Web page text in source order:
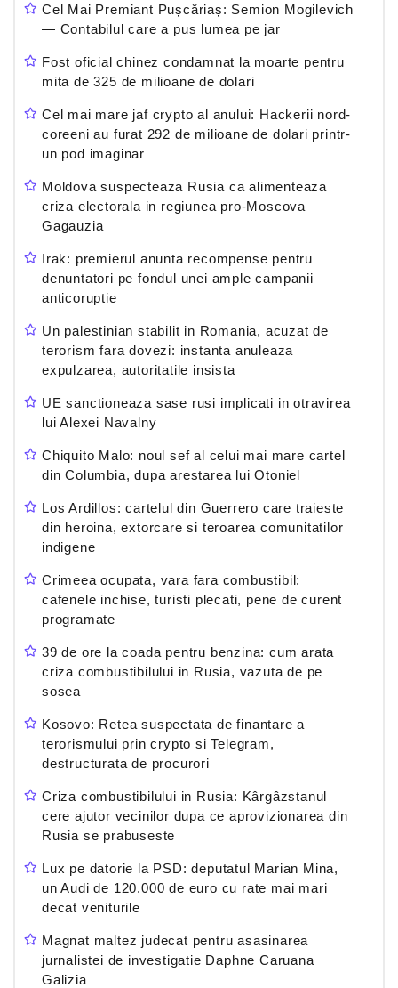
Cel Mai Premiant Pușcăriaș: Semion Mogilevich
— Contabilul care a pus lumea pe jar
Fost oficial chinez condamnat la moarte pentru
mita de 325 de milioane de dolari
Cel mai mare jaf crypto al anului: Hackerii nord-
coreeni au furat 292 de milioane de dolari printr-
un pod imaginar
Moldova suspecteaza Rusia ca alimenteaza
criza electorala in regiunea pro-Moscova
Gagauzia
Irak: premierul anunta recompense pentru
denuntatori pe fondul unei ample campanii
anticoruptie
Un palestinian stabilit in Romania, acuzat de
terorism fara dovezi: instanta anuleaza
expulzarea, autoritatile insista
UE sanctioneaza sase rusi implicati in otravirea
lui Alexei Navalny
Chiquito Malo: noul sef al celui mai mare cartel
din Columbia, dupa arestarea lui Otoniel
Los Ardillos: cartelul din Guerrero care traieste
din heroina, extorcare si teroarea comunitatilor
indigene
Crimeea ocupata, vara fara combustibil:
cafenele inchise, turisti plecati, pene de curent
programate
39 de ore la coada pentru benzina: cum arata
criza combustibilului in Rusia, vazuta de pe
sosea
Kosovo: Retea suspectata de finantare a
terorismului prin crypto si Telegram,
destructurata de procurori
Criza combustibilului in Rusia: Kârgâzstanul
cere ajutor vecinilor dupa ce aprovizionarea din
Rusia se prabuseste
Lux pe datorie la PSD: deputatul Marian Mina,
un Audi de 120.000 de euro cu rate mai mari
decat veniturile
Magnat maltez judecat pentru asasinarea
jurnalistei de investigatie Daphne Caruana
Galizia